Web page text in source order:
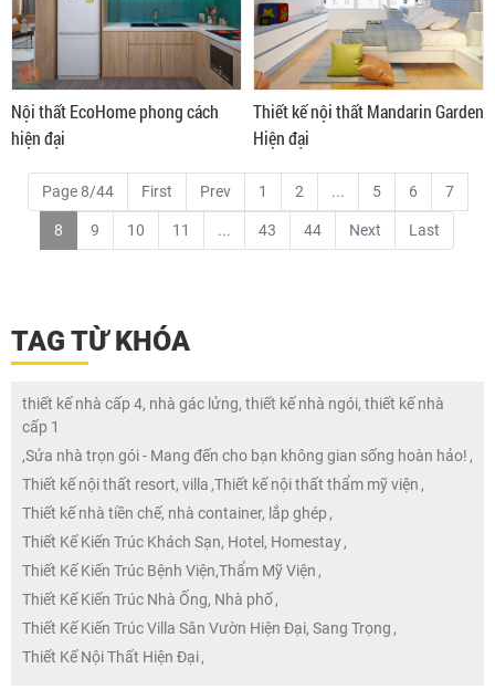
Nội thất EcoHome phong cách
hiện đại
Thiết kế nội thất Mandarin Garden
Hiện đại
Page 8/44 First Prev 1 2 ... 5 6 7
8 9 10 11 ... 43 44 Next Last
TAG TỪ KHÓA
thiết kế nhà cấp 4, nhà gác lửng, thiết kế nhà ngói, thiết kế nhà
cấp 1
,Sửa nhà trọn gói - Mang đến cho bạn không gian sống hoàn hảo! ,
Thiết kế nội thất resort, villa ,Thiết kế nội thất thẩm mỹ viện ,
Thiết kế nhà tiền chế, nhà container, lắp ghép ,
Thiết Kế Kiến Trúc Khách Sạn, Hotel, Homestay,
Thiết Kế Kiến Trúc Bệnh Viện,Thẩm Mỹ Viện ,
Thiết Kế Kiến Trúc Nhà Ống, Nhà phố,
Thiết Kế Kiến Trúc Villa Sân Vườn Hiện Đại, Sang Trọng ,
Thiết Kế Nội Thất Hiện Đại,